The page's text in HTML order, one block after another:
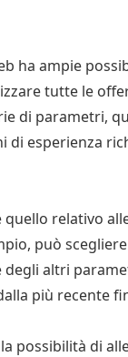
ha ampie
tutte le
di parametri,
esperienza
relativo
può
altri
più recente
possibilità di